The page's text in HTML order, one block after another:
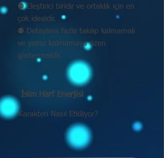
⚉ Eleştirici biridir ve ortaklık için en
çok idealdir.
⚉ Detaylara fazla takılıp kalmamalı
ve yalnız kalmamaya özen
göstermelidir.
İsim Harf Enerjisi
Karakteri Nasıl Etkiliyor?